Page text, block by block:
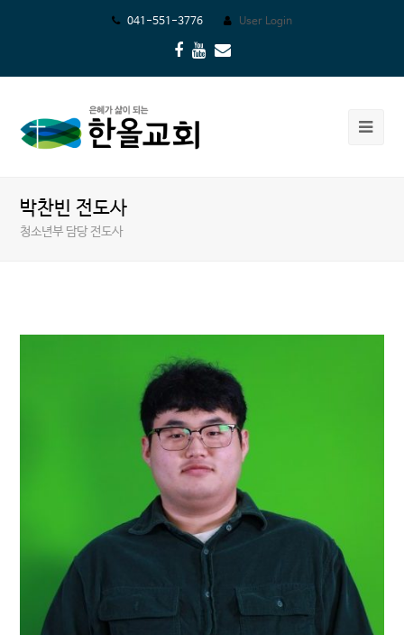
041-551-3776 User Login
Facebook
Youtube
Email
박찬빈 전도사
청소년부 담당 전도사